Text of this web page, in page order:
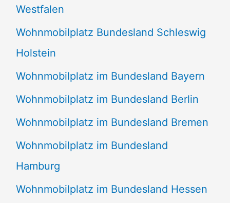
Westfalen
Wohnmobilplatz Bundesland Schleswig
Holstein
Wohnmobilplatz im Bundesland Bayern
Wohnmobilplatz im Bundesland Berlin
Wohnmobilplatz im Bundesland Bremen
Wohnmobilplatz im Bundesland
Hamburg
Wohnmobilplatz im Bundesland Hessen